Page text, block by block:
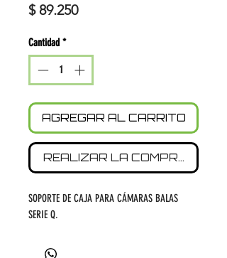
$ 89.250Precio
Cantidad *
AGREGAR AL CARRITO
REALIZAR LA COMPRA
SOPORTE DE CAJA PARA CÁMARAS BALAS
SERIE Q.